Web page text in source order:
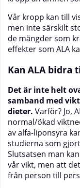
Vår kropp kan till
men inte särskilt
de mängder som
effekter som ALA
Kan ALA bidra
Det är inte helt
samband med
dieter. Varför? Jo,
normal/ökad
av alfa-liponsyra
studierna som
Slutsatsen man
vår vikt, men att
från person till